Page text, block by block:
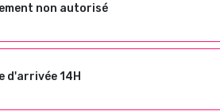
non autorisé
d'arrivée 14H